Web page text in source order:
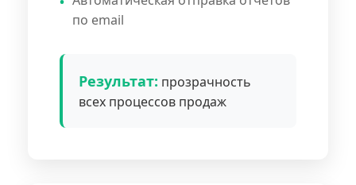
по email
Результат: прозрачность
всех процессов продаж